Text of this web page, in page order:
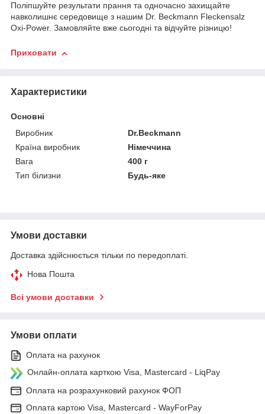
Поліпшуйте результати прання та одночасно захищайте
навколишнє середовище з нашим Dr. Beckmann Fleckensalz
Oxi-Power. Замовляйте вже сьогодні та відчуйте різницю!
Приховати
Характеристики
Основні
Виробник
Dr.Beckmann
Країна виробник
Німеччина
Вага
400 г
Тип білизни
Будь-яке
Умови доставки
Доставка здійснюється тільки по передоплаті.
Нова Пошта
Всі умови доставки
Умови оплати
Оплата на рахунок
Онлайн-оплата карткою Visa, Mastercard - LiqPay
Оплата на розрахунковий рахунок ФОП
Оплата картою Visa, Mastercard - WayForPay